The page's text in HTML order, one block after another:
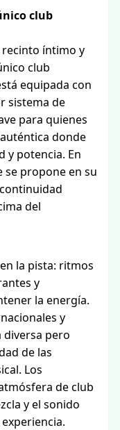
club
recinto íntimo y
club
equipada con
sistema de
para quienes
donde
y potencia. En
se propone en su
del
la pista: ritmos
y
la energía.
y
diversa pero
de las
Los
de club
y el sonido